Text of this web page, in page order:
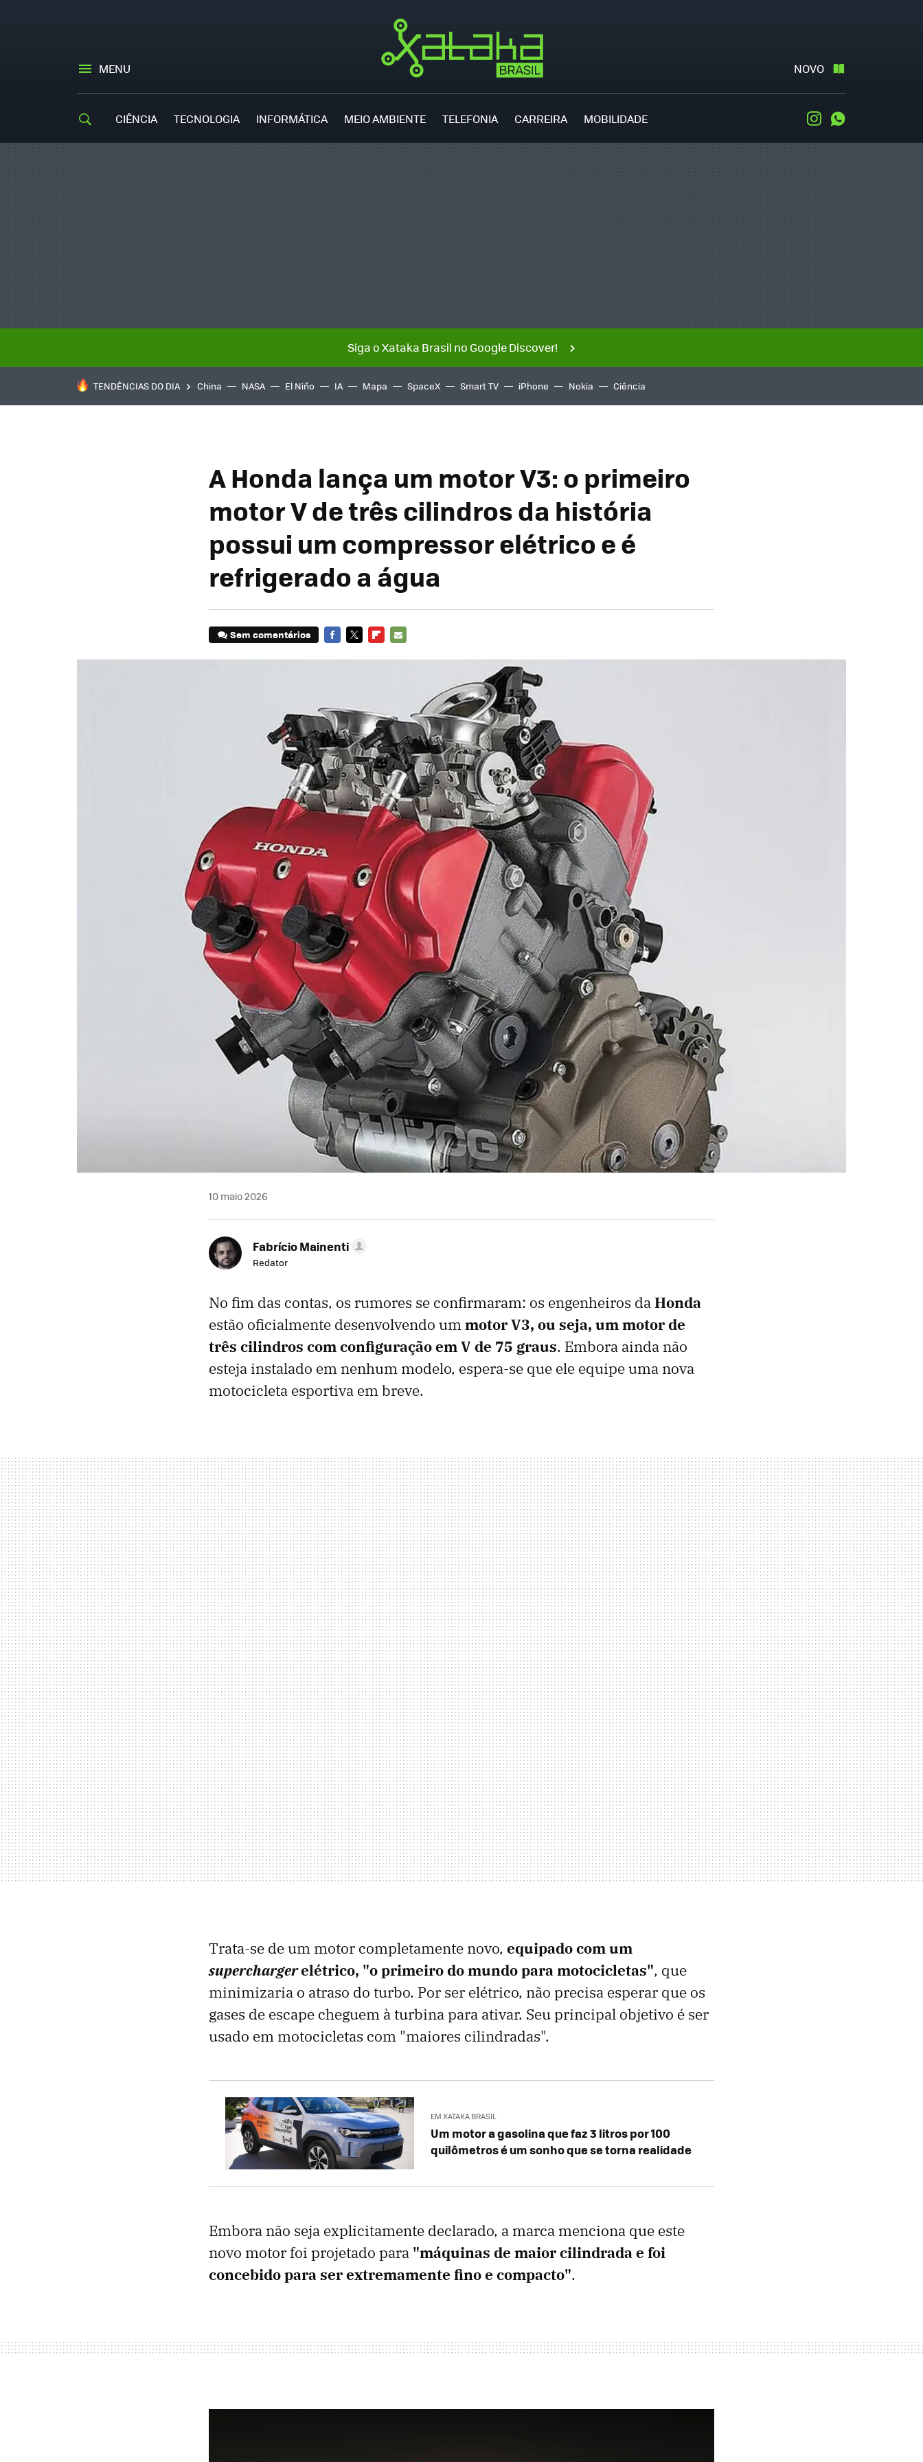
MENU NOVO
CIÊNCIA TECNOLOGIA INFORMÁTICA MEIO AMBIENTE TELEFONIA CARREIRA MOBILIDADE Instagram
Siga o Xataka Brasil no Google Discover!
TENDÊNCIAS DO DIA China NASA El Niño IA Mapa SpaceX Smart TV iPhone Nokia Ciência
A Honda lança um motor V3: o primeiro
motor V de três cilindros da história
possui um compressor elétrico e é
refrigerado a água
Sem comentários
10 maio 2026
Fabrício Mainenti
Redator
No fim das contas, os rumores se confirmaram: os engenheiros daHonda
estão oficialmente desenvolvendo ummotor V3, ou seja, um motor de
três cilindros com configuração em V de 75 graus. Embora ainda não
esteja instalado em nenhum modelo, espera-se que ele equipe uma nova
motocicleta esportiva em breve.
Trata-se de um motor completamente novo, equipado com um
superchargerelétrico, "o primeiro do mundo para motocicletas", que
minimizaria o atraso do turbo. Por ser elétrico, não precisa esperar que os
gases de escape cheguem à turbina para ativar. Seu principal objetivo é ser
usado em motocicletas com "maiores cilindradas".
EM XATAKA BRASIL
Um motor a gasolina que faz 3 litros por 100
quilômetros é um sonho que se torna realidade
Embora não seja explicitamente declarado, a marca menciona que este
novo motor foi projetado para "máquinas de maior cilindrada e foi
concebido para ser extremamente fino e compacto".